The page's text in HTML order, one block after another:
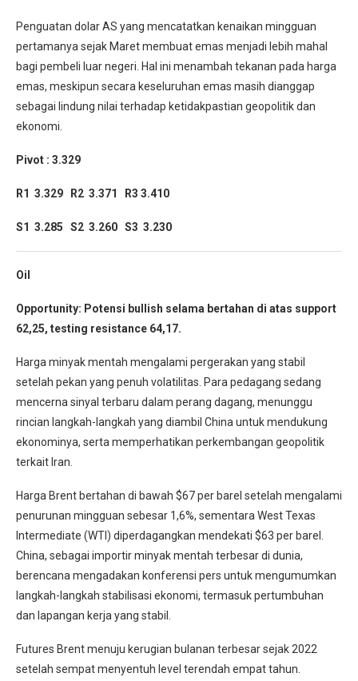
Penguatan dolar AS yang mencatatkan kenaikan mingguan
pertamanya sejak Maret membuat emas menjadi lebih mahal
bagi pembeli luar negeri. Hal ini menambah tekanan pada harga
emas, meskipun secara keseluruhan emas masih dianggap
sebagai lindung nilai terhadap ketidakpastian geopolitik dan
ekonomi.
Pivot : 3.329
R1 3.329 R2 3.371 R3 3.410
S1 3.285 S2 3.260 S3 3.230
Oil
Opportunity: Potensi bullish selama bertahan di atas support
62,25, testing resistance 64,17.
Harga minyak mentah mengalami pergerakan yang stabil
setelah pekan yang penuh volatilitas. Para pedagang sedang
mencerna sinyal terbaru dalam perang dagang, menunggu
rincian langkah-langkah yang diambil China untuk mendukung
ekonominya, serta memperhatikan perkembangan geopolitik
terkait Iran.
Harga Brent bertahan di bawah $67 per barel setelah mengalami
penurunan mingguan sebesar 1,6%, sementara West Texas
Intermediate (WTI) diperdagangkan mendekati $63 per barel.
China, sebagai importir minyak mentah terbesar di dunia,
berencana mengadakan konferensi pers untuk mengumumkan
langkah-langkah stabilisasi ekonomi, termasuk pertumbuhan
dan lapangan kerja yang stabil.
Futures Brent menuju kerugian bulanan terbesar sejak 2022
setelah sempat menyentuh level terendah empat tahun.